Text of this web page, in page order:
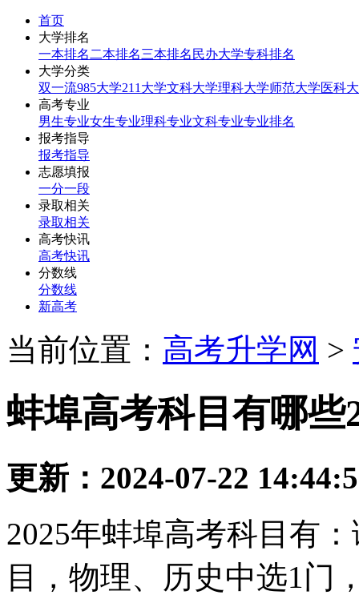
首页
大学排名
一本排名 二本排名三本排名 民办大学专科排名
大学分类
双一流985大学211大学文科大学理科大学师范大学医科
高考专业
男生专业女生专业理科专业文科专业专业排名
报考指导
报考指导
志愿填报
一分一段
录取相关
录取相关
高考快讯
高考快讯
分数线
分数线
新高考
当前位置： 高考升学网 >
蚌埠高考科目有哪些
更新：2024-07-22
2025年蚌埠高考科目有
目，物理、历史中选1门